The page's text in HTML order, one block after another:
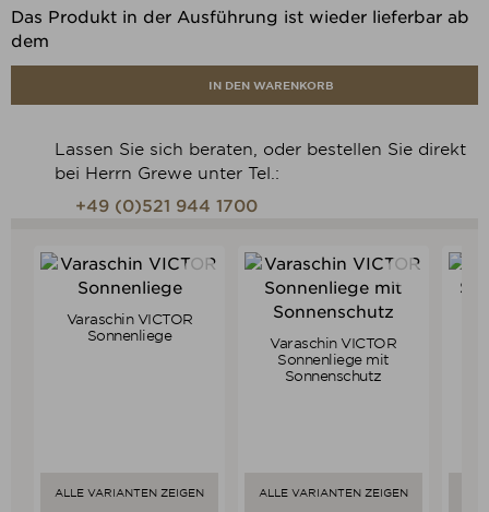
Das Produkt in der Ausführung ist wieder lieferbar ab
dem
IN DEN WARENKORB
Lassen Sie sich beraten, oder bestellen Sie direkt
bei Herrn Grewe unter Tel.:
+49 (0)521 944 1700
Verkaufspreis
ab 772,00 €
729,54 €
Varaschin VICTOR
Sonnenliege
ALLE VARIANTEN ZEIGEN
Verkaufspreis
ab 890,00 €
Preis
841,05 €
Varaschin VICTOR
Sonnenliege mit
Sonnenschutz
ALLE VARIANTEN ZEIGEN